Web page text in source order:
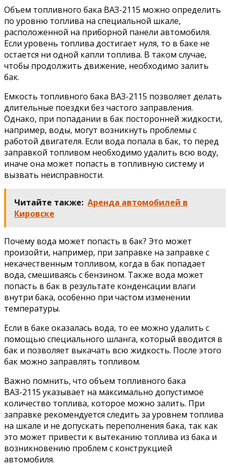
Объем топливного бака ВАЗ-2115 можно определить
по уровню топлива на специальной шкале,
расположенной на приборной панели автомобиля.
Если уровень топлива достигает нуля, то в баке не
остается ни одной капли топлива. В таком случае,
чтобы продолжить движение, необходимо залить
бак.
Емкость топливного бака ВАЗ-2115 позволяет делать
длительные поездки без частого заправления.
Однако, при попадании в бак посторонней жидкости,
например, воды, могут возникнуть проблемы с
работой двигателя. Если вода попала в бак, то перед
заправкой топливом необходимо удалить всю воду,
иначе она может попасть в топливную систему и
вызвать неисправности.
Читайте также: Аренда автомобилей в
Кировске
Почему вода может попасть в бак? Это может
произойти, например, при заправке на заправке с
некачественным топливом, когда в бак попадает
вода, смешиваясь с бензином. Также вода может
попасть в бак в результате конденсации влаги
внутри бака, особенно при частом изменении
температуры.
Если в баке оказалась вода, то ее можно удалить с
помощью специального шланга, который вводится в
бак и позволяет выкачать всю жидкость. После этого
бак можно заправлять топливом.
Важно помнить, что объем топливного бака
ВАЗ-2115 указывает на максимально допустимое
количество топлива, которое можно залить. При
заправке рекомендуется следить за уровнем топлива
на шкале и не допускать переполнения бака, так как
это может привести к вытеканию топлива из бака и
возникновению проблем с конструкцией
автомобиля.